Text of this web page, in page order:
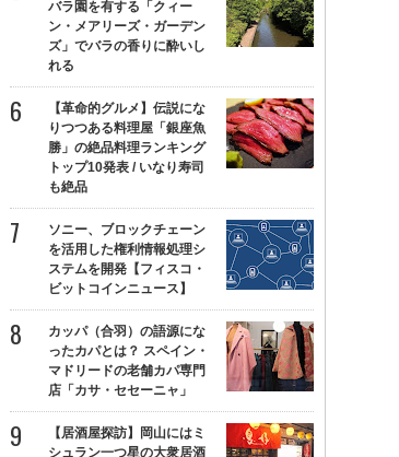
バラ園を有する「クィー
ン・メアリーズ・ガーデン
ズ」でバラの香りに酔いし
れる
【革命的グルメ】伝説にな
りつつある料理屋「銀座魚
勝」の絶品料理ランキング
トップ10発表 / いなり寿司
も絶品
ソニー、ブロックチェーン
を活用した権利情報処理シ
ステムを開発【フィスコ・
ビットコインニュース】
カッパ（合羽）の語源にな
ったカパとは？ スペイン・
マドリードの老舗カパ専門
店「カサ・セセーニャ」
【居酒屋探訪】岡山にはミ
シュラン一つ星の大衆居酒